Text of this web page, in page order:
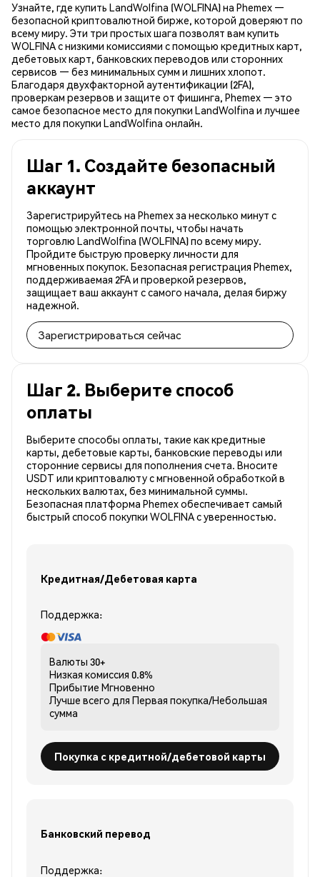
Узнайте, где купить LandWolfina (WOLFINA) на Phemex —
безопасной криптовалютной бирже, которой доверяют по
всему миру. Эти три простых шага позволят вам купить
WOLFINA с низкими комиссиями с помощью кредитных карт,
дебетовых карт, банковских переводов или сторонних
сервисов — без минимальных сумм и лишних хлопот.
Благодаря двухфакторной аутентификации (2FA),
проверкам резервов и защите от фишинга, Phemex — это
самое безопасное место для покупки LandWolfina и лучшее
место для покупки LandWolfina онлайн.
Шаг 1. Создайте безопасный
аккаунт
Зарегистрируйтесь на Phemex за несколько минут с
помощью электронной почты, чтобы начать
торговлю LandWolfina (WOLFINA) по всему миру.
Пройдите быструю проверку личности для
мгновенных покупок. Безопасная регистрация Phemex,
поддерживаемая 2FA и проверкой резервов,
защищает ваш аккаунт с самого начала, делая биржу
надежной.
Зарегистрироваться сейчас
Шаг 2. Выберите способ
оплаты
Выберите способы оплаты, такие как кредитные
карты, дебетовые карты, банковские переводы или
сторонние сервисы для пополнения счета. Вносите
USDT или криптовалюту с мгновенной обработкой в
нескольких валютах, без минимальной суммы.
Безопасная платформа Phemex обеспечивает самый
быстрый способ покупки WOLFINA с уверенностью.
Кредитная/Дебетовая карта
Поддержка:
Валюты 30+
Низкая комиссия 0.8%
Прибытие Мгновенно
Лучше всего для Первая покупка/Небольшая
сумма
Покупка с кредитной/дебетовой карты
Банковский перевод
Поддержка: